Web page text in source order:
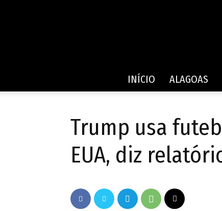
INÍCIO ALAGOAS
Trump usa
EUA, diz